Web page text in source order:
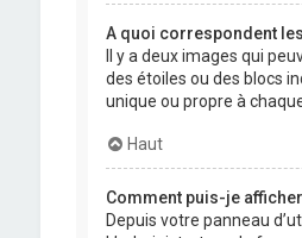
A quoi correspondent
Il y a deux images qui
des étoiles ou des blocs
unique ou propre à
Haut
Comment puis-je
Depuis votre panneau